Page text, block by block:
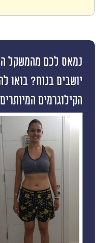
נמאס לכם מהמשקל
יושבים בנוח? בואו
הקילוגרמים